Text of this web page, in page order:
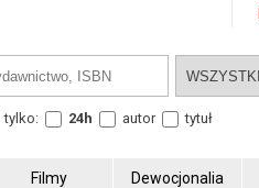
tylko:
24h autor tytuł
Filmy Dewocjonalia